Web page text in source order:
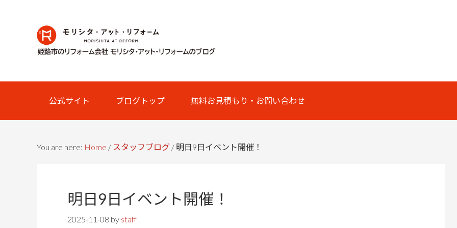
navigation
公式サイト ブログトップ 無料お見積もり・お問い合わせ
You are here: Home / スタッフブログ / 明日9日イベント開催！
明日9日イベント開催！
2025-11-08 by staff